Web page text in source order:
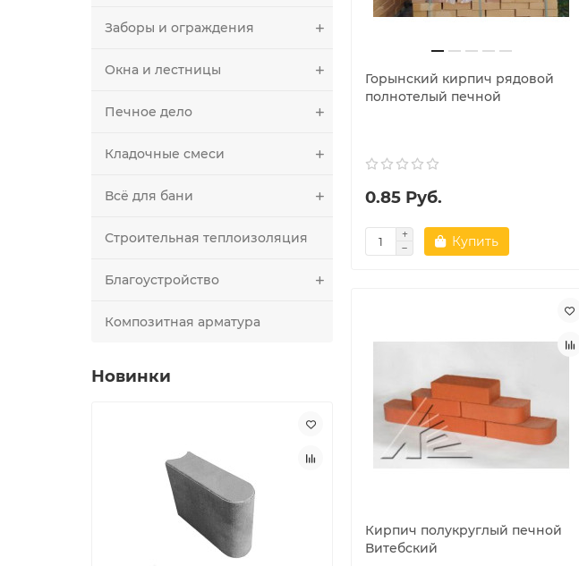
Заборы и ограждения
Окна и лестницы
Печное дело
Кладочные смеси
Всё для бани
Строительная теплоизоляция
Благоустройство
Композитная арматура
Новинки
Горынский кирпич рядовой
полнотелый печной
0.85 Руб.
Купить
Кирпич полукруглый печной
Витебский